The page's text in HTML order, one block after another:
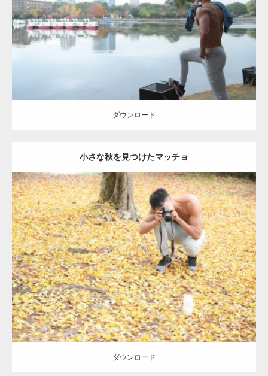
Category:公園のマッチョ その他 AKIHITO(細マッチョ) 肩
ダウンロード
ダウンロード
小さな秋を見つけたマッチョ
Update:2021.07.8
Category:公園のマッチョ その他 AKIHITO(細マッチョ) 肩
ダウンロード
ダウンロード
【YouTube】マッチョフリー素材メンバーが
ギネス世界記録…
【TV】TBS番組「ひるおび」にてマッスルプ
ラスが紹介されま…
TOKYO FMラジオ番組「ONE MORNING」
で紹介さ…
NHK「所さん！事件ですよ」に取材されまし
た（6/8放送）